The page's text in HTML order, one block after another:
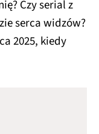
Czy serial z
serca widzów?
2025, kiedy